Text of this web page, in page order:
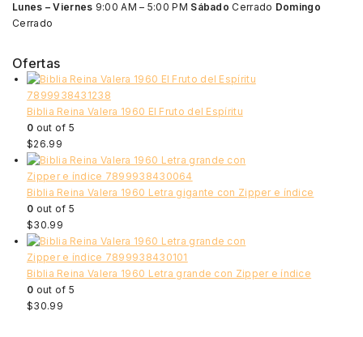
Lunes – Viernes 9:00 AM – 5:00 PM Sábado Cerrado Domingo
Cerrado
Ofertas
Biblia Reina Valera 1960 El Fruto del Espíritu
0 out of 5
$26.99
Biblia Reina Valera 1960 Letra gigante con Zipper e índice
0 out of 5
$30.99
Biblia Reina Valera 1960 Letra grande con Zipper e índice
0 out of 5
$30.99